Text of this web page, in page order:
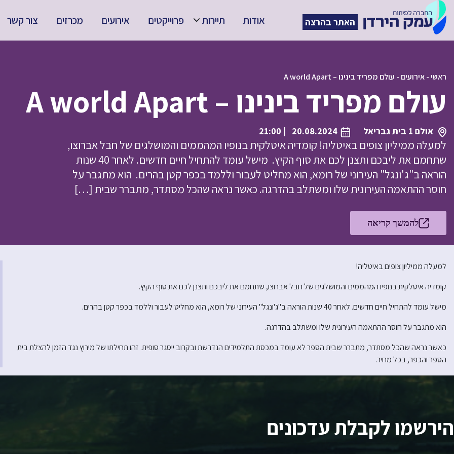
האתר בהרצה אודות תיירות פרוייקטים אירועים מכרזים צור קשר
ראשי-אירועים - עולם מפריד בינינו – A world Apart
עולם מפריד בינינו – A world Apart
אולם 1 בית גבריאל 20.08.2024
| 21:00
למעלה ממיליון צופים באיטליה! קומדיה איטלקית בנופיו המהממים והמושלגים של חבל אברוצו,
שתחמם את ליבכם ותצנן לכם את סוף הקיץ. מישל עומד להתחיל חיים חדשים. לאחר 40 שנות
הוראה ב"ג'ונגל" העירוני של רומא, הוא מחליט לעבור וללמד בכפר קטן בהרים. הוא מתגבר על
חוסר ההתאמה העירונית שלו ומשתלב בהדרגה. כאשר נראה שהכל מסתדר, מתברר שבית […]
להמשך קריאה
למעלה ממיליון צופים באיטליה!
קומדיה איטלקית בנופיו המהממים והמושלגים של חבל אברוצו, שתחמם את ליבכם ותצנן לכם את סוף הקיץ.
מישל עומד להתחיל חיים חדשים. לאחר 40 שנות הוראה ב"ג'ונגל" העירוני של רומא, הוא מחליט לעבור וללמד בכפר קטן בהרים.
הוא מתגבר על חוסר ההתאמה העירונית שלו ומשתלב בהדרגה.
כאשר נראה שהכל מסתדר, מתברר שבית הספר לא עומד במכסת התלמידים הנדרשת ובקרוב ייסגר סופית. זהו תחילתו של מירוץ נגד הזמן להצלת בית
הספר והכפר, בכל מחיר.
הירשמו לקבלת עדכונים